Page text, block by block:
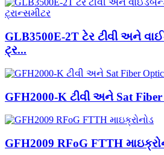
GLB3500E-2T ટેર ટીવી અને
ટ્ર...
GFH2000-K ટીવી અને Sat
GFH2009 RFoG FTTH